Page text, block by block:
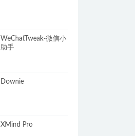
WeChatTweak-微信小
助手
Downie
XMind Pro